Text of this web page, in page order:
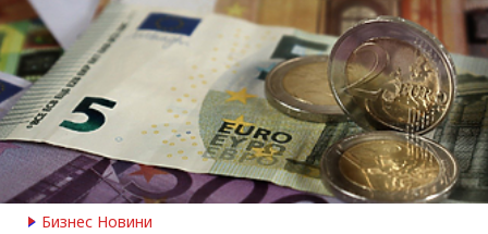
Бизнес Новини